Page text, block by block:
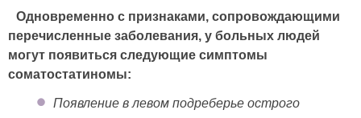
Одновременно с признаками, сопровождающими
перечисленные заболевания, у больных людей
могут появиться следующие симптомы
соматостатиномы:
Появление в левом подреберье острого